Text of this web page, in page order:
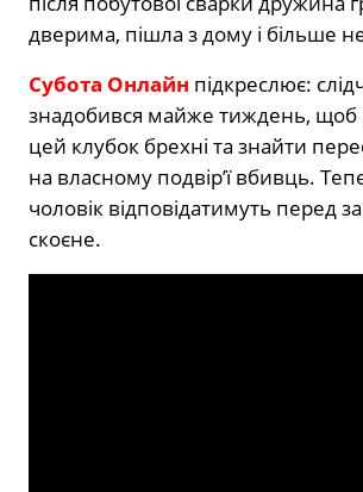
дверима, пішла з дому і більше
Субота Онлайн підкреслює:
знадобився майже тиждень, щоб
цей клубок брехні та знайти
на власному подвір’ї вбивць.
чоловік відповідатимуть перед
скоєне.